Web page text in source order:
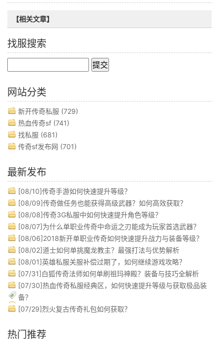
【相关文章】
找服搜索
网站分类
新开传奇私服 (729)
热血传奇sf (741)
找私服 (681)
传奇sf发布网 (701)
最新发布
[08/10]传奇手游如何快速提升等级？
[08/09]传奇做任务也能获得高级武器？如何高效获取？
[08/08]传奇3G私服中如何快速提升角色等级？
[08/07]为什么单职业传奇中命运之刃能成为玩家首选武器？
[08/06]2018新开单职业传奇如何快速提升战力与装备等级？
[08/02]道士如何单挑魔龙教主？最强打法与优势解析
[08/01]英雄私服关服补偿过期了，如何继续游戏攻略？
[07/31]白狐传奇法师如何单刷祖玛神殿？装备与技巧全解析
[07/30]热血传奇私服经典区，如何快速提升等级与获取极品装
备？
[07/29]烈火复古传奇礼包如何获取？
热门推荐